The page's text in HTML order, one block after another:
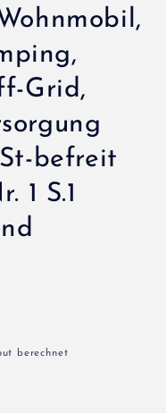
Grid,
befreit
1 S.1
berechnet